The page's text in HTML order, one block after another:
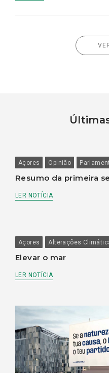
Açores Opinião
Resumo da primeira
LER NOTÍCIA
Açores Alterações
Elevar o mar
LER NOTÍCIA